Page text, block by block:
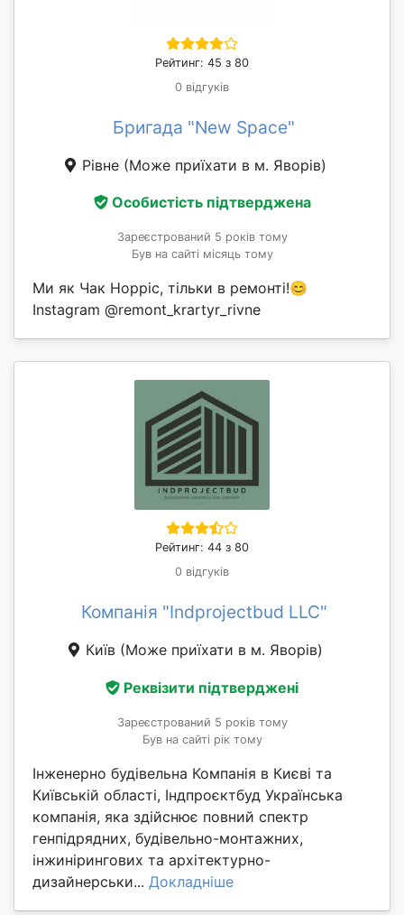
Рейтинг: 45 з 80
0 відгуків
Бригада "New Space"
Рівне (Може приїхати в м. Яворів)
Особистість підтверджена
Зареєстрований 5 років тому
Був на сайті місяць тому
Ми як Чак Норріс, тільки в ремонті!😊
Instagram @remont_krartyr_rivne
Рейтинг: 44 з 80
0 відгуків
Компанія "Indprojectbud LLC"
Київ (Може приїхати в м. Яворів)
Реквізити підтверджені
Зареєстрований 5 років тому
Був на сайті рік тому
Інженерно будівельна Компанія в Києві та
Київській області, Індпроєктбуд Українська
компанія, яка здійснює повний спектр
генпідрядних, будівельно-монтажних,
інжинірингових та архітектурно-
дизайнерськи... Докладніше